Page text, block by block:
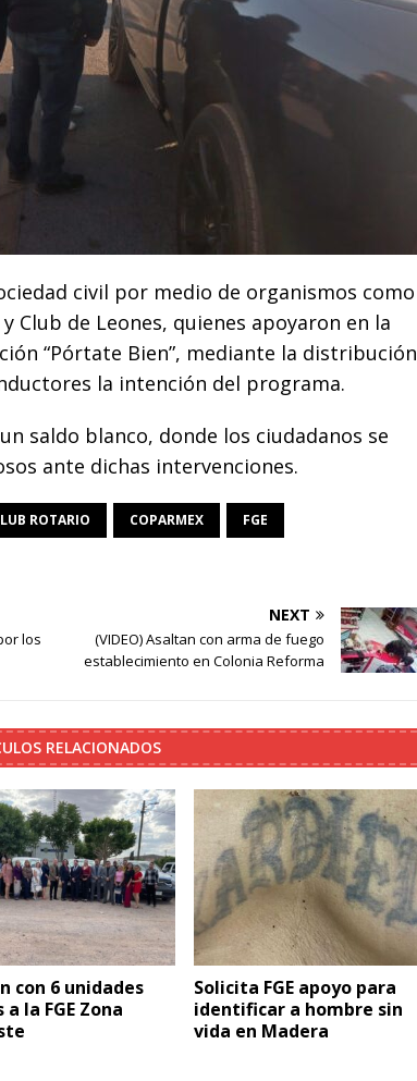
civil por medio de organismos como
y Club de Leones, quienes apoyaron en la
“Pórtate Bien”, mediante la distribución
la intención del programa.
saldo blanco, donde los ciudadanos se
ante dichas intervenciones.
ROTARIO COPARMEX FGE
los
NEXT
(VIDEO) Asaltan con arma de fuego
establecimiento en Colonia Reforma
RELACIONADOS
con 6 unidades
a la FGE Zona
Solicita FGE apoyo para
identificar a hombre sin
vida en Madera